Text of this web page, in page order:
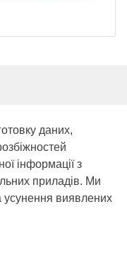
даних,
інформації з
приладів. Ми
виявлених